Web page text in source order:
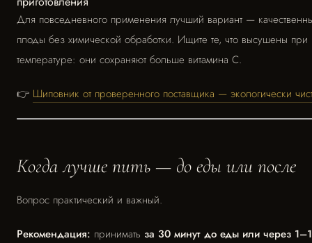
Для повседневного применения лучший вариант —
плоды без химической обработки. Ищите те, что высушены при
температуре: они сохраняют больше витамина С.
👉 Шиповник от проверенного поставщика — экологически
Когда лучше пить — до еды или после
Вопрос практический и важный.
Рекомендация: принимать за 30 минут до еды или через